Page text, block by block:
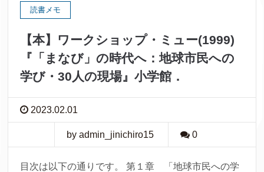
読書メモ
【本】ワークショップ・ミュー(1999)
『「まなび」の時代へ：地球市民への
学び・30人の現場』小学館．
2023.02.01
by admin_jinichiro15 0
目次は以下の通りです。 第１章 「地球市民への学